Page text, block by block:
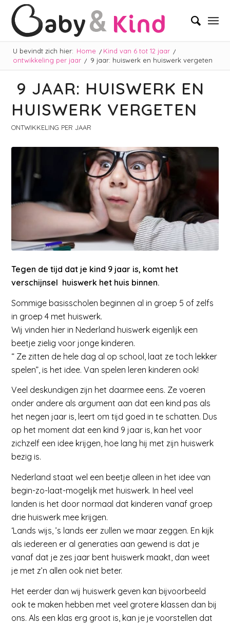
U bevindt zich hier: Home / Kind van 6 tot 12 jaar /
ontwikkeling per jaar / 9 jaar: huiswerk en huiswerk vergeten
9 JAAR: HUISWERK EN
HUISWERK VERGETEN
ONTWIKKELING PER JAAR
Tegen de tijd dat je kind 9 jaar is, komt het
verschijnsel huiswerk het huis binnen.
Sommige basisscholen beginnen al in groep 5 of zelfs
in groep 4 met huiswerk.
Wij vinden hier in Nederland huiswerk eigenlijk een
beetje zielig voor jonge kinderen.
“ Ze zitten de hele dag al op school, laat ze toch lekker
spelen”, is het idee. Van spelen leren kinderen ook!
Veel deskundigen zijn het daarmee eens. Ze voeren
onder andere als argument aan dat een kind pas als
het negen jaar is, leert om tijd goed in te schatten. Dus
op het moment dat een kind 9 jaar is, kan het voor
zichzelf een idee krijgen, hoe lang hij met zijn huiswerk
bezig is.
Nederland staat wel een beetje alleen in het idee van
begin-zo-laat-mogelijk met huiswerk. In heel veel
landen is het door normaal dat kinderen vanaf groep
drie huiswerk mee krijgen.
‘Lands wijs, ’s lands eer zullen we maar zeggen. En kijk
als iedereen er al generaties aan gewend is dat je
vanaf dat je zes jaar bent huiswerk maakt, dan weet
je met z’n allen ook niet beter.
Het eerder dan wij huiswerk geven kan bijvoorbeeld
ook te maken hebben met veel grotere klassen dan bij
ons. Als een klas erg groot is, kan je je voorstellen dat